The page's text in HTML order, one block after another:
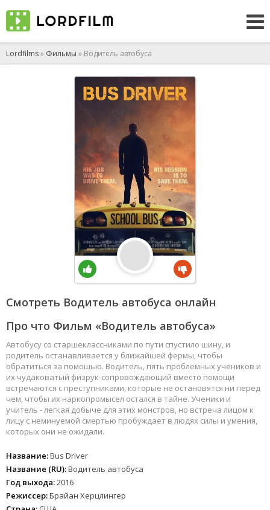
Lordfilms» Фильмы » Водитель автобуса
Смотреть Водитель автобуса онлайн
Про что Фильм «Водитель автобуса»
Автобусу со старшеклассниками по пути спустило шину, и
родитель останавливается у ближайшей фермы, чтобы
обратиться за помощью. Водитель, пять проблемных учеников и
их чудаковатый физрук-сопровождающий вместо помощи
встречаются с преступниками, которые не остановятся ни перед
чем, чтобы их наркопромысел остался в тайне. Ученики и
учитель - легкая добыче для этих монстров, но встреча лицом к
лицу с неминуемой смертью пробуждает в людях силы и умения,
которых они не ожидали.
Название:Bus Driver
Название (RU):Водитель автобуса
Год выхода:2016
Режиссер:Брайан Херцлингер